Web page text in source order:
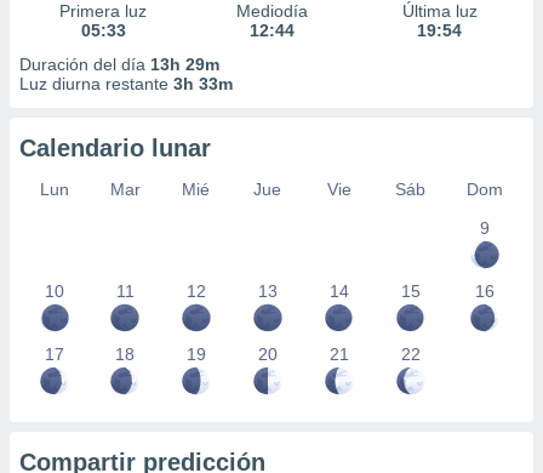
Primera luz
05:33
Mediodía
12:44
Última luz
19:54
Duración del día 13h 29m
Luz diurna restante 3h 33m
Calendario lunar
Lun Mar Mié Jue Vie Sáb
Dom
9
10 11 12 13 14 15 16
17 18 19 20 21 22
Compartir predicción